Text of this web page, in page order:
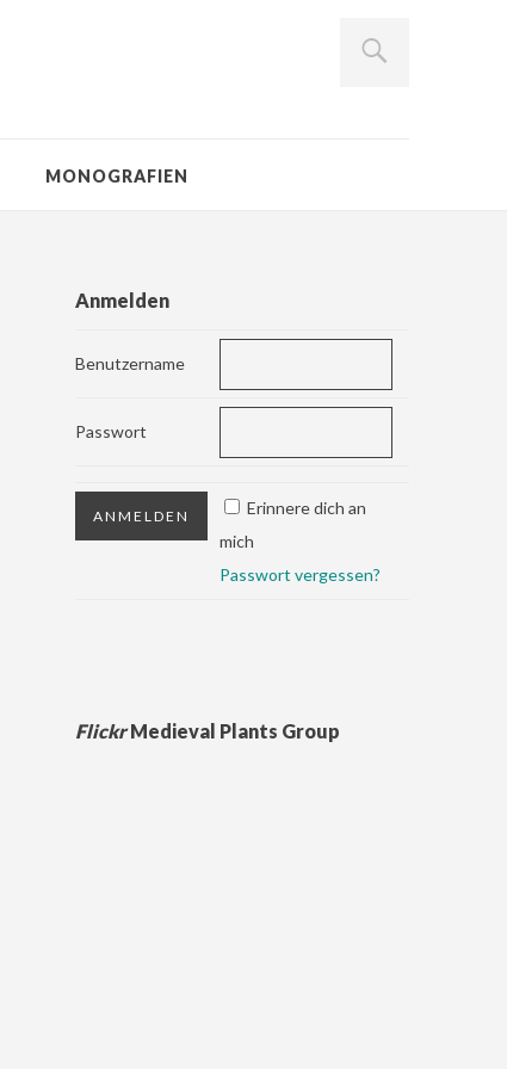
MONOGRAFIEN
Anmelden
Benutzername
Passwort
Erinnere dich an
mich
Passwort vergessen?
FlickrMedieval Plants Group